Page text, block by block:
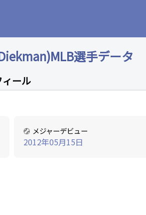
選手データ
ール
メジャーデビュー
2012年05月15日